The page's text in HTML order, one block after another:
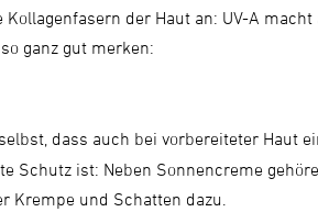
der Haut an: UV-A macht
ganz gut merken:
dass auch bei vorbereiteter Haut
Schutz ist: Neben Sonnencreme
Krempe und Schatten dazu.